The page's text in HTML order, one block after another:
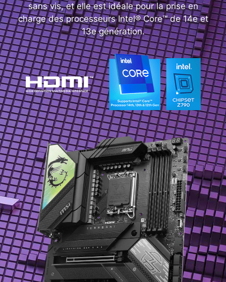
sans vis, et elle est idéale pour la prise en
charge des processeurs Intel® Core™ de 14e et
13e génération.